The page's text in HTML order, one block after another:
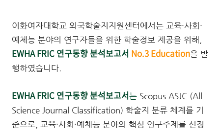
이화여자대학교 외국학술지지원센터에서는 교육·사회·
예체능 분야의 연구자들을 위한 학술정보 제공을 위해,
EWHA FRIC 연구동향 분석보고서 No.3 Education을 발
행하였습니다.
EWHA FRIC 연구동향분석보고서는 Scopus ASJC (All
Science Journal Classification) 학술지 분류 체계를 기
준으로, 교육·사회·예체능 분야의 핵심 연구주제를 선정